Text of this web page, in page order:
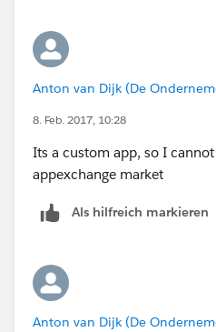
Anton van Dijk (De
8. Feb. 2017, 10:28
Its a custom app, so I
appexchange market
Als hilfreich markieren
Anton van Dijk (De